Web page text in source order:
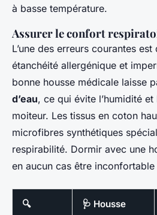
à basse température.
Assurer le confort
L’une des erreurs courantes
étanchéité allergénique et
bonne housse médicale laisse
d’eau, ce qui évite l’humidité
moiteur. Les tissus en coton
microfibres synthétiques
respirabilité. Dormir avec une
en aucun cas être
🔍
🩺 Housse